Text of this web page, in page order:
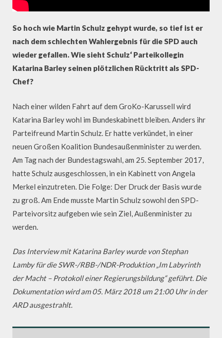
So hoch wie Martin Schulz gehypt wurde, so tief ist er
nach dem schlechten Wahlergebnis für die SPD auch
wieder gefallen. Wie sieht Schulz‘ Parteikollegin
Katarina Barley seinen plötzlichen Rücktritt als SPD-
Chef?
Nach einer wilden Fahrt auf dem GroKo-Karussell wird
Katarina Barley wohl im Bundeskabinett bleiben. Anders ihr
Parteifreund Martin Schulz. Er hatte verkündet, in einer
neuen Großen Koalition Bundesaußenminister zu werden.
Am Tag nach der Bundestagswahl, am 25. September 2017,
hatte Schulz ausgeschlossen, in ein Kabinett von Angela
Merkel einzutreten. Die Folge: Der Druck der Basis wurde
zu groß. Am Ende musste Martin Schulz sowohl den SPD-
Parteivorsitz aufgeben wie sein Ziel, Außenminister zu
werden.
Das Interview mit Katarina Barley wurde von Stephan
Lamby für die SWR-/RBB-/NDR-Produktion „Im Labyrinth
der Macht – Protokoll einer Regierungsbildung“ geführt. Die
Dokumentation wird am 05. März 2018 um 21:00 Uhr in der
ARD ausgestrahlt.